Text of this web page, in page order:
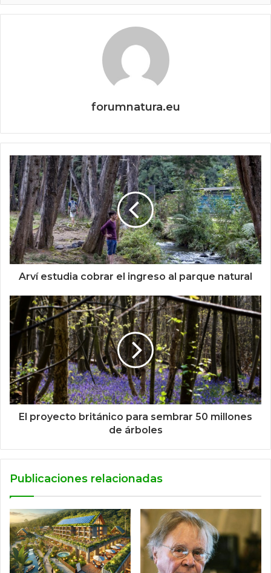
forumnatura.eu
Arví estudia cobrar el ingreso al parque natural
El proyecto británico para sembrar 50 millones
de árboles
Publicaciones relacionadas